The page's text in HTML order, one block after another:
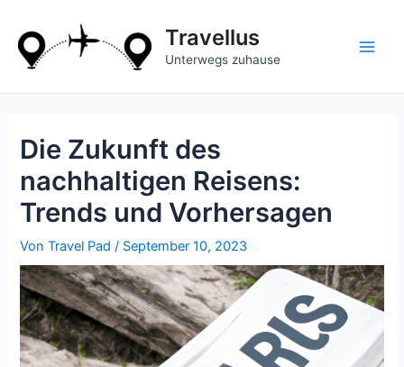
Inhalt
springen
Travellus
Unterwegs zuhause
Die Zukunft des
nachhaltigen Reisens:
Trends und Vorhersagen
VonTravel Pad/ September 10, 2023